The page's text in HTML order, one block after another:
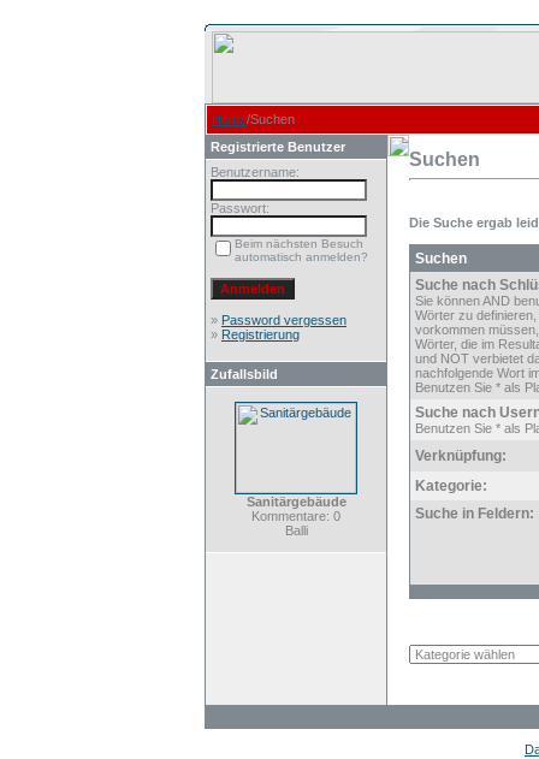
Home/Suchen
Registrierte Benutzer
Benutzername:
Passwort:
Beim nächsten Besuch
automatisch anmelden?
» Password vergessen
» Registrierung
Zufallsbild
Sanitärgebäude
Kommentare: 0
Balli
Suchen
Die Suche ergab
Suchen
Suche nach
Sie können AND
Wörter zu definieren,
vorkommen
Wörter, die im
und NOT verbietet
nachfolgende Wort
Benutzen Sie * als
Suche nach
Benutzen Sie * als
Verknüpfung:
Kategorie:
Suche in Feldern: